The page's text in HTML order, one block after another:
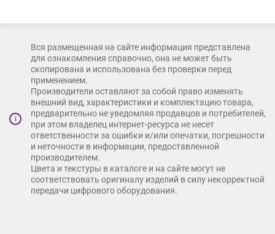
i
Вся размещенная на сайте информация представлена
для ознакомления справочно, она не может быть
скопирована и использована без проверки перед
применением.
Производители оставляют за собой право изменять
внешний вид, характеристики и комплектацию товара,
предварительно не уведомляя продавцов и потребителей,
при этом владелец интернет-ресурса не несет
ответственности за ошибки и/или опечатки, погрешности
и неточности в информации, предоставленной
производителем.
Цвета и текстуры в каталоге и на сайте могут не
соответствовать оригиналу изделий в силу некорректной
передачи цифрового оборудования.